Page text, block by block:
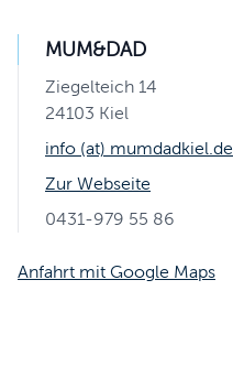
MUM&DAD
Ziegelteich 14
24103 Kiel
info (at) mumdadkiel.de
Zur Webseite
0431-979 55 86
Anfahrt mit Google Maps